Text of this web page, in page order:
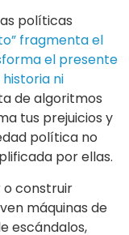
políticas
fragmenta el
el presente
ni
de algoritmos
tus prejuicios y
política no
por ellas.
o construir
máquinas de
escándalos,